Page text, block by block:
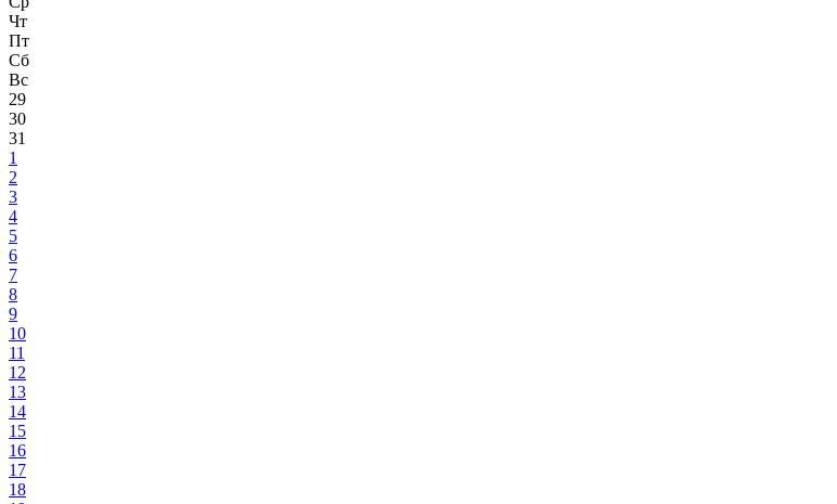
Чт
Пт
Сб
Вс
29
30
31
1
2
3
4
5
6
7
8
9
10
11
12
13
14
15
16
17
18